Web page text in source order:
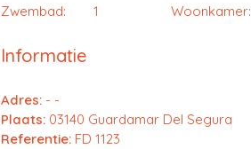
Zwembad:
1 Woonkamer:
Informatie
Adres:- -
Plaats: 03140 Guardamar Del Segura
Referentie:FD 1123